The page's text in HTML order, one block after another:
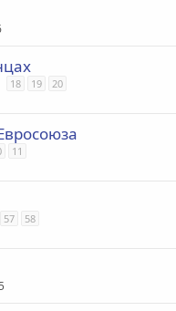
18 19 20
11
57 58